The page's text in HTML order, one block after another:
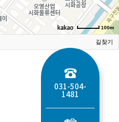
100m
길찾기
031-504-
1481